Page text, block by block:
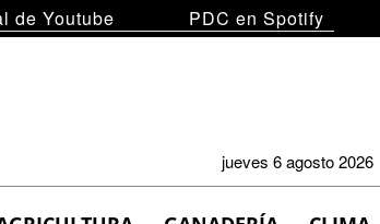
de Youtube PDC en Spotify
jueves 6 agosto 2026